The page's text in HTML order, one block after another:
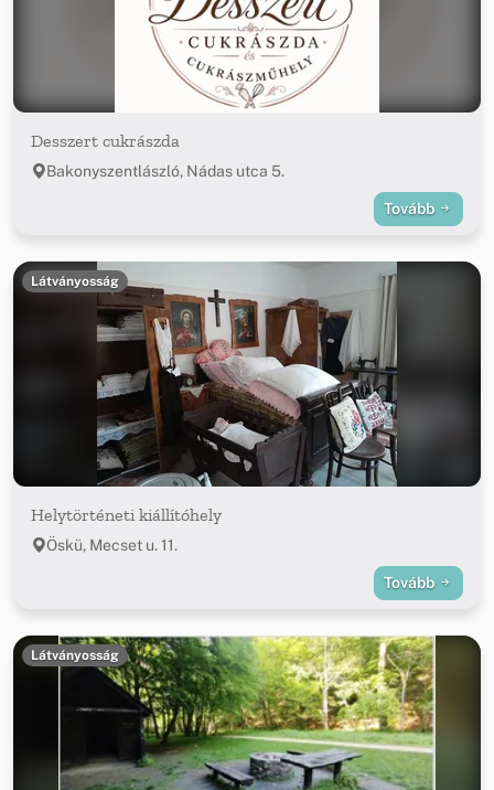
Desszert cukrászda
Bakonyszentlászló, Nádas utca 5.
Tovább
Látványosság
Helytörténeti kiállítóhely
Öskü, Mecset u. 11.
Tovább
Látványosság